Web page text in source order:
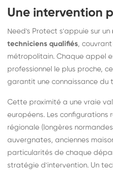
Une intervention
Need's Protect s'appuie sur un
techniciens qualifiés,
métropolitain. Chaque appel
professionnel le plus proche,
garantit une connaissance du
Cette proximité a une vraie
européens. Les configurations
régionale (longères
auvergnates, anciennes
particularités de chaque
stratégie d'intervention. Un